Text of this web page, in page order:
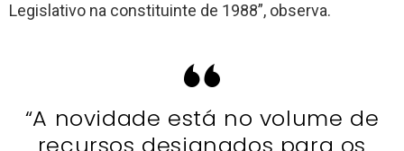
Legislativo na constituinte de 1988”, observa.
“A novidade está no volume de